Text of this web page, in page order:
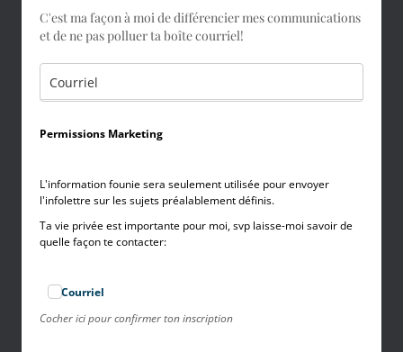
C'est ma façon à moi de différencier mes communications
et de ne pas polluer ta boîte courriel!
Permissions Marketing
L'information founie sera seulement utilisée pour envoyer
l'infolettre sur les sujets préalablement définis.
Ta vie privée est importante pour moi, svp laisse-moi savoir de
quelle façon te contacter:
Courriel
Cocher ici pour confirmer ton inscription